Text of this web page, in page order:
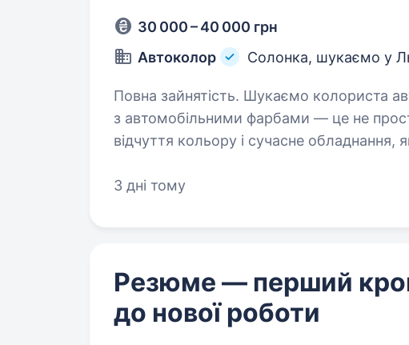
30 000 – 40 000 грн
Автоколор
Солонка, шукаємо у
Повна зайнятість. Шукаємо колориста автофарби (з навчанням) Робота
з автомобільними фарбами — це не просто
відчуття кольору і сучасне обладнання,
3 дні тому
Резюме — перший
до нової роботи